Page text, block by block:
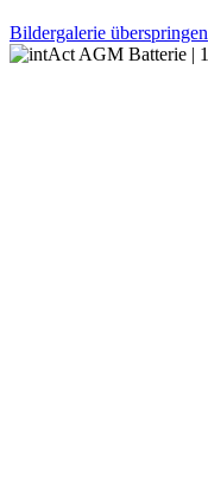
Bildergalerie überspringen